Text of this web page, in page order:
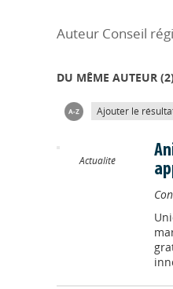
Auteur Conseil
DU MÊME AUTEUR (2
Ajouter le
Actualité